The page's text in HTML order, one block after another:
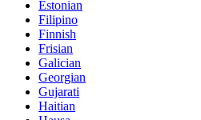
Estonian
Filipino
Finnish
Frisian
Galician
Georgian
Gujarati
Haitian